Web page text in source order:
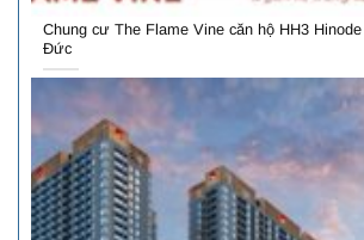
Chung cư The Flame Vine căn hộ HH3
Đức